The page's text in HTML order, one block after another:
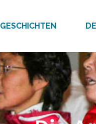
GESCHICHTEN